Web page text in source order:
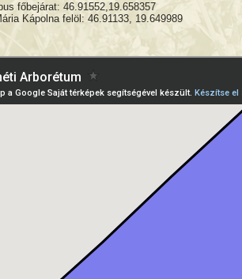
főbejárat: 46.91552,19.658357
Kápolna felöl: 46.91133, 19.649989